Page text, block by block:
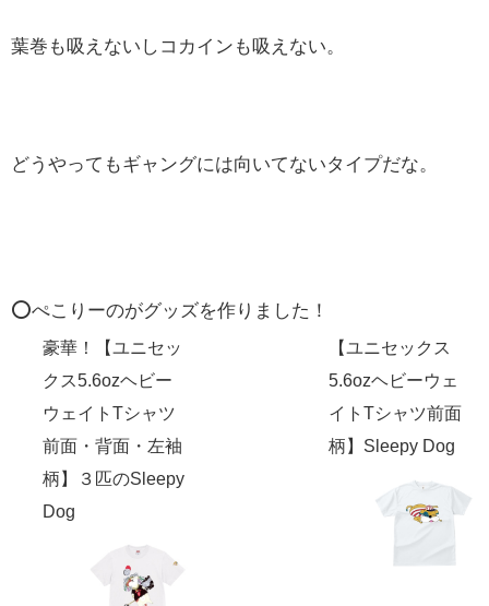
葉巻も吸えないしコカインも吸えない。
どうやってもギャングには向いてないタイプだな。
⭕️ぺこりーのがグッズを作りました！
豪華！【ユニセッ
クス5.6ozヘビー
ウェイトTシャツ
前面・背面・左袖
柄】３匹のSleepy
Dog
【ユニセックス
5.6ozヘビーウェ
イトTシャツ前面
柄】Sleepy Dog